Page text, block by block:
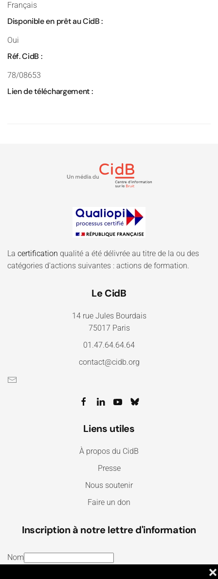
❌
Français
Disponible en prêt au CidB :
Oui
Réf. CidB :
78/08653
Lien de téléchargement :
La certification qualité a été délivrée au titre de la ou des
catégories d'actions suivantes : actions de formation.
Le CidB
14 rue Jules Bourdais
75017 Paris
01.47.64.64.64
contact@cidb.org
Liens utiles
À propos du CidB
Presse
Nous soutenir
Faire un don
Inscription à notre lettre d'information
Nom